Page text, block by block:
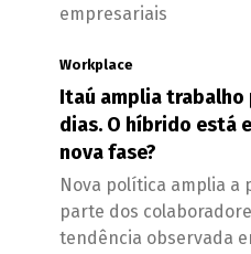
empresariais
Workplace
Itaú amplia trabalho
dias. O híbrido está
nova fase?
Nova política amplia a
parte dos
tendência observada